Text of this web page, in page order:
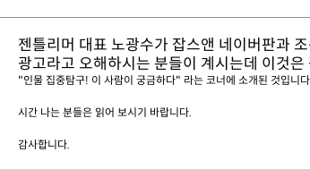
젠틀리머 대표 노광수가 잡스앤 네이버판과
광고라고 오해하시는 분들이 계시는데 이것은
"인물 집중탐구! 이 사람이 궁금하다" 라는 코너에 소개된 것입니
시간 나는 분들은 읽어 보시기 바랍니다.
감사합니다.